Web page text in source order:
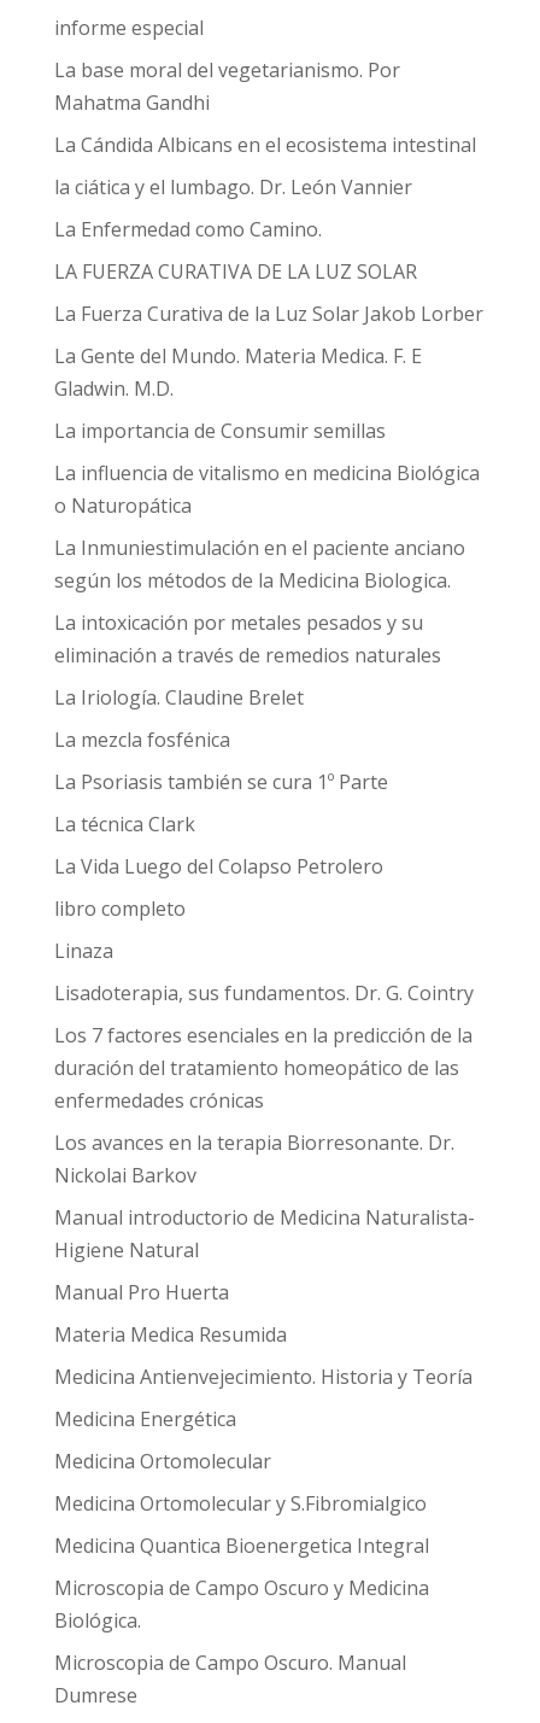
informe especial
La base moral del vegetarianismo. Por
Mahatma Gandhi
La Cándida Albicans en el ecosistema intestinal
la ciática y el lumbago. Dr. León Vannier
La Enfermedad como Camino.
LA FUERZA CURATIVA DE LA LUZ SOLAR
La Fuerza Curativa de la Luz Solar Jakob Lorber
La Gente del Mundo. Materia Medica. F. E
Gladwin. M.D.
La importancia de Consumir semillas
La influencia de vitalismo en medicina Biológica
o Naturopática
La Inmuniestimulación en el paciente anciano
según los métodos de la Medicina Biologica.
La intoxicación por metales pesados y su
eliminación a través de remedios naturales
La Iriología. Claudine Brelet
La mezcla fosfénica
La Psoriasis también se cura 1º Parte
La técnica Clark
La Vida Luego del Colapso Petrolero
libro completo
Linaza
Lisadoterapia, sus fundamentos. Dr. G. Cointry
Los 7 factores esenciales en la predicción de la
duración del tratamiento homeopático de las
enfermedades crónicas
Los avances en la terapia Biorresonante. Dr.
Nickolai Barkov
Manual introductorio de Medicina Naturalista-
Higiene Natural
Manual Pro Huerta
Materia Medica Resumida
Medicina Antienvejecimiento. Historia y Teoría
Medicina Energética
Medicina Ortomolecular
Medicina Ortomolecular y S.Fibromialgico
Medicina Quantica Bioenergetica Integral
Microscopia de Campo Oscuro y Medicina
Biológica.
Microscopia de Campo Oscuro. Manual
Dumrese